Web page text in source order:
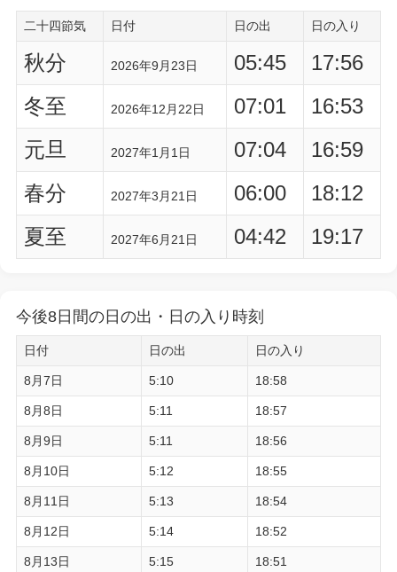
二十四節気 日付 日の出 日の入り
秋分 2026年9月23日 05:45
17:56
冬至
2026年12月22日 07:01
16:53
元旦
2027年1月1日 07:04
16:59
春分
2027年3月21日 06:00
18:12
夏至
2027年6月21日 04:42 19:17
今後8日間の日の出・日の入り時刻
日付 日の出 日の入り
8月7日 5:10 18:58
8月8日 5:11 18:57
8月9日 5:11 18:56
8月10日 5:12 18:55
8月11日 5:13 18:54
8月12日 5:14 18:52
8月13日 5:15 18:51